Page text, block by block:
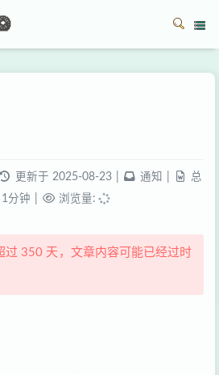
更新于 2025-08-23 通知
总
1分钟 浏览量:
过 350 天，文章内容可能已经过时